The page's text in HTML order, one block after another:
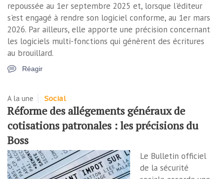
repoussée au 1er septembre 2025 et, lorsque l'éditeur
s'est engagé à rendre son logiciel conforme, au 1er mars
2026. Par ailleurs, elle apporte une précision concernant
les logiciels multi-fonctions qui génèrent des écritures
au brouillard.
Réagir
A la une Social
Réforme des allégements généraux de
cotisations patronales : les précisions du
Boss
Le Bulletin officiel
de la sécurité